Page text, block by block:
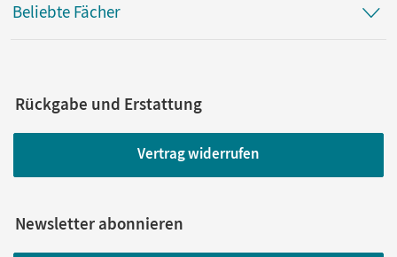
Beliebte Fächer
Rückgabe und Erstattung
Vertrag widerrufen
Newsletter abonnieren